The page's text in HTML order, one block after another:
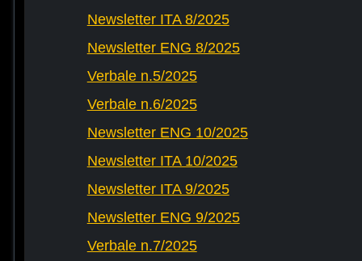
Newsletter ITA 8/2025
Newsletter ENG 8/2025
Verbale n.5/2025
Verbale n.6/2025
Newsletter ENG 10/2025
Newsletter ITA 10/2025
Newsletter ITA 9/2025
Newsletter ENG 9/2025
Verbale n.7/2025